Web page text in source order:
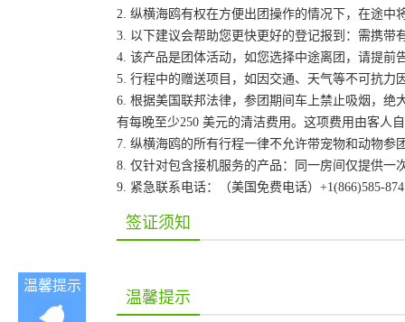
2. 纵横海鸥有权在方便出团操作的情况下，在途
3. 以下建议会帮助您更快更好的登记报到：需携
4. 该产品是团体活动，如您选择中途离团，请提
5. 行程中的赠送项目，如因交通、天气等不可抗
6. 根据美国联邦法律，参团期间车上禁止吸烟，
有每晚至少250 美元的清洁费用。这项费用由客人
7. 纵横海鸥的所有行程一律不允许带宠物和动物参
8. 仅针对包含接机服务的产品：同一房间仅提供
9. 紧急联系电话：（美国免费电话）+1(866)585-
签证须知
温馨提示
温馨提示